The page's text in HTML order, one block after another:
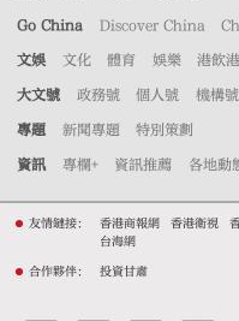
Go China Discover China
文娛 文化 體育 娛樂 港飲
大文號 政務號 個人號 機構號
專題 新聞專題 特別策劃
資訊 專欄+ 資訊推薦 各地動
友情鏈接： 香港商報網 香港衛視
台海網
合作夥伴： 投資甘肅